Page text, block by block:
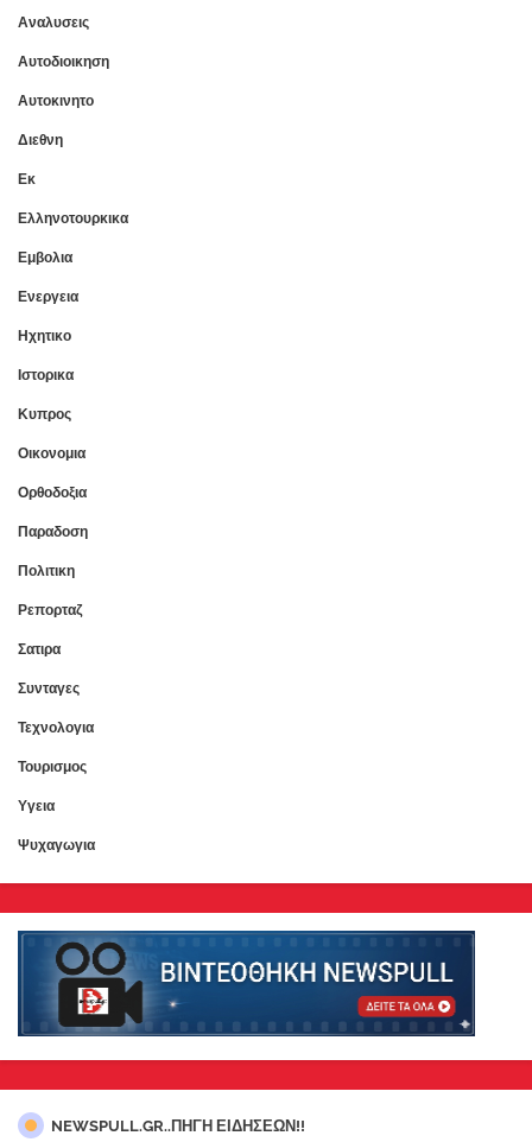
Αναλυσεις
Αυτοδιοικηση
Αυτοκινητο
Διεθνη
Εκ
Ελληνοτουρκικα
Εμβολια
Ενεργεια
Ηχητικο
Ιστορικα
Κυπρος
Οικονομια
Ορθοδοξια
Παραδοση
Πολιτικη
Ρεπορταζ
Σατιρα
Συνταγες
Τεχνολογια
Τουρισμος
Υγεια
Ψυχαγωγια
NEWSPULL.GR..ΠΗΓΗ ΕΙΔΗΣΕΩΝ!!